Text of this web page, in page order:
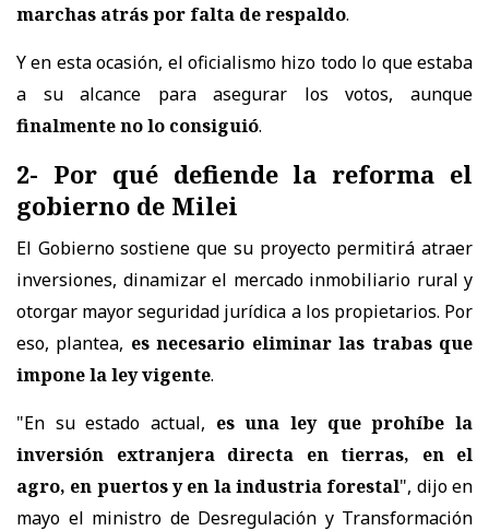
marchas atrás por falta de respaldo.
Y en esta ocasión, el oficialismo hizo todo lo que estaba
a su alcance para asegurar los votos, aunque
finalmente no lo consiguió.
2- Por qué defiende la reforma el
gobierno de Milei
El Gobierno sostiene que su proyecto permitirá atraer
inversiones, dinamizar el mercado inmobiliario rural y
otorgar mayor seguridad jurídica a los propietarios. Por
eso, plantea, es necesario eliminar las trabas que
impone la ley vigente.
"En su estado actual, es una ley que prohíbe la
inversión extranjera directa en tierras, en el
agro, en puertos y en la industria forestal", dijo en
mayo el ministro de Desregulación y Transformación